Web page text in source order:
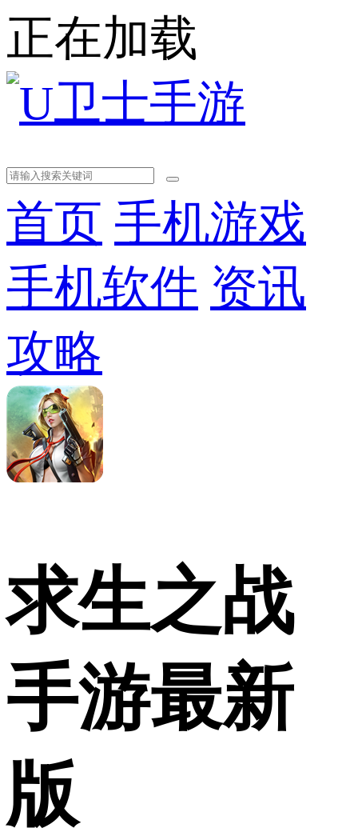
正在加载
首页 手机游戏
手机软件 资讯
攻略
求生之战
手游最新
版